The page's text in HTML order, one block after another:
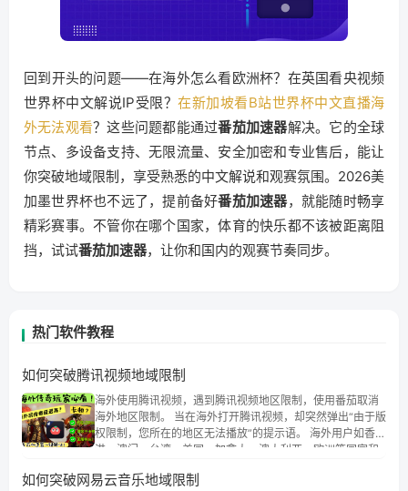
回到开头的问题——在海外怎么看欧洲杯？在英国看央视频
世界杯中文解说IP受限？在新加坡看B站世界杯中文直播海
外无法观看？这些问题都能通过番茄加速器解决。它的全球
节点、多设备支持、无限流量、安全加密和专业售后，能让
你突破地域限制，享受熟悉的中文解说和观赛氛围。2026美
加墨世界杯也不远了，提前备好番茄加速器，就能随时畅享
精彩赛事。不管你在哪个国家，体育的快乐都不该被距离阻
挡，试试番茄加速器，让你和国内的观赛节奏同步。
热门软件教程
如何突破腾讯视频地域限制
海外使用腾讯视频，遇到腾讯视频地区限制，使用番茄取消
海外地区限制。 当在海外打开腾讯视频，却突然弹出“由于版
权限制，您所在的地区无法播放”的提示语。 海外用户如香
港、澳门、台湾、美国、加拿大、澳大利亚、欧洲等国家和
权限制问题，且仅能在中国大陆地区播放。 遇到这个问题的
如何突破网易云音乐地域限制